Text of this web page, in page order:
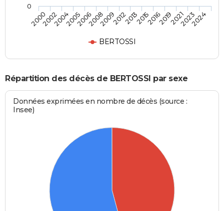
BERTOSSI
200020022004200520062008200920122013201520162019202120232024
0
Répartition des décès de BERTOSSI par sexe
Données exprimées en nombre de décès (source :
Insee)